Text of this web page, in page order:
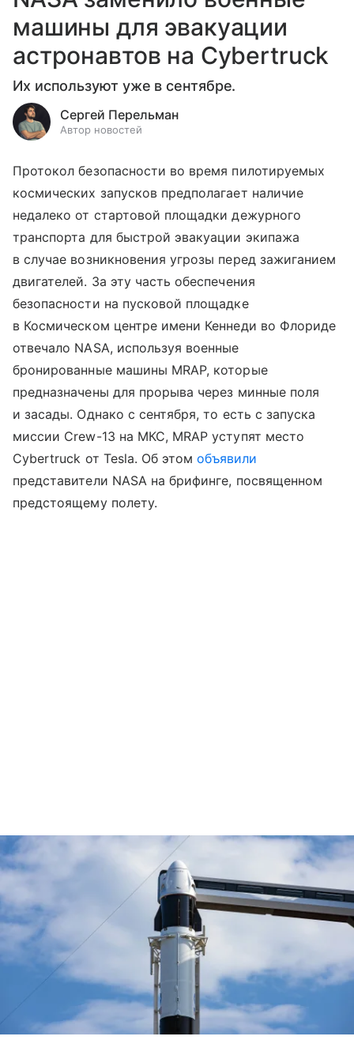
машины для эвакуации
астронавтов на Cybertruck
Их используют уже в сентябре.
Сергей Перельман
Автор новостей
Протокол безопасности во время пилотируемых
космических запусков предполагает наличие
недалеко от стартовой площадки дежурного
транспорта для быстрой эвакуации экипажа
в случае возникновения угрозы перед зажиганием
двигателей. За эту часть обеспечения
безопасности на пусковой площадке
в Космическом центре имени Кеннеди во Флориде
отвечало NASA, используя военные
бронированные машины MRAP, которые
предназначены для прорыва через минные поля
и засады. Однако с сентября, то есть с запуска
миссии Crew-13 на МКС, MRAP уступят место
Cybertruck от Tesla. Об этомобъявили
представители NASA на брифинге, посвященном
предстоящему полету.